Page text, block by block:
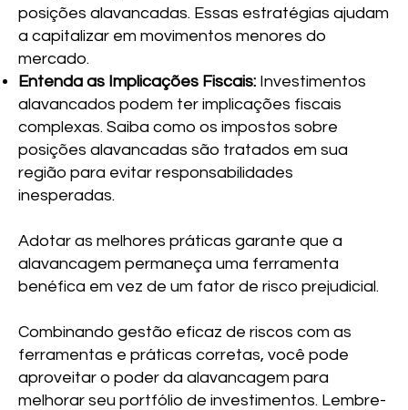
posições alavancadas. Essas estratégias ajudam
a capitalizar em movimentos menores do
mercado.
Entenda as Implicações Fiscais: Investimentos
alavancados podem ter implicações fiscais
complexas. Saiba como os impostos sobre
posições alavancadas são tratados em sua
região para evitar responsabilidades
inesperadas.
Adotar as melhores práticas garante que a
alavancagem permaneça uma ferramenta
benéfica em vez de um fator de risco prejudicial.
Combinando gestão eficaz de riscos com as
ferramentas e práticas corretas, você pode
aproveitar o poder da alavancagem para
melhorar seu portfólio de investimentos. Lembre-